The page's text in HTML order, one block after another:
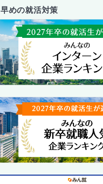
早めの就活対策